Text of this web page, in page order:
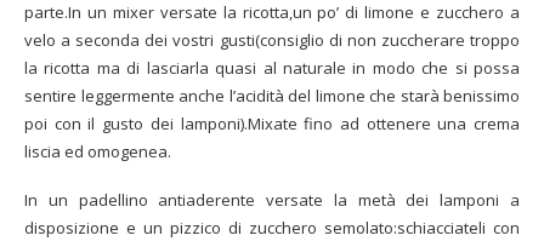
parte.In un mixer versate la ricotta,un po’ di limone e zucchero a
velo a seconda dei vostri gusti(consiglio di non zuccherare troppo
la ricotta ma di lasciarla quasi al naturale in modo che si possa
sentire leggermente anche l’acidità del limone che starà benissimo
poi con il gusto dei lamponi).Mixate fino ad ottenere una crema
liscia ed omogenea.
In un padellino antiaderente versate la metà dei lamponi a
disposizione e un pizzico di zucchero semolato:schiacciateli con